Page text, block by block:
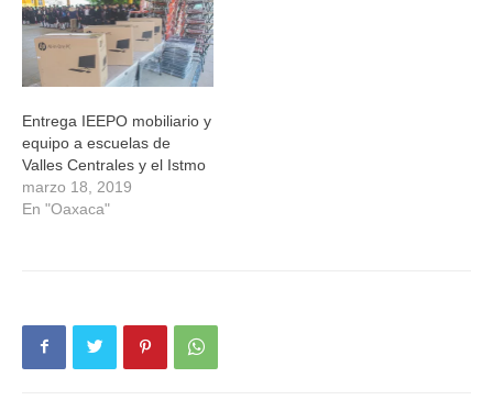
Entrega IEEPO mobiliario y
equipo a escuelas de
Valles Centrales y el Istmo
marzo 18, 2019
En "Oaxaca"